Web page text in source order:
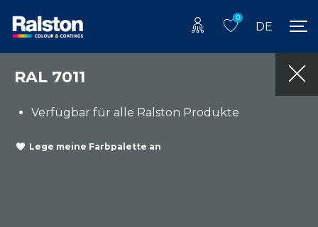
0
DE
RAL 7011
Verfügbar für alle Ralston Produkte
Lege meine Farbpalette an